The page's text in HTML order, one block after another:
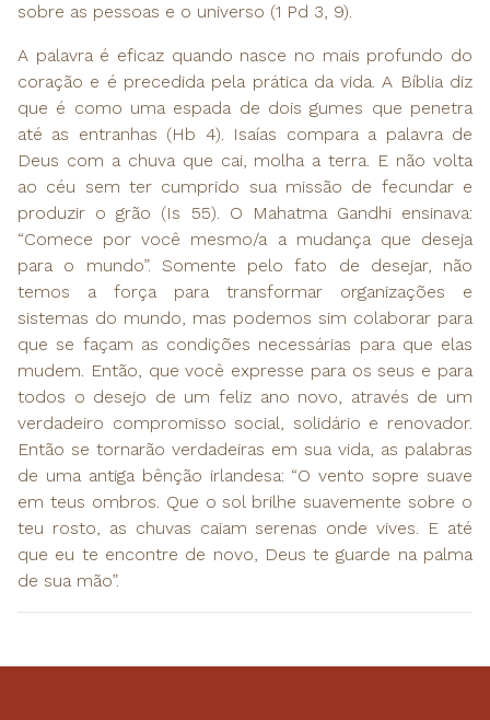
sobre as pessoas e o universo (1 Pd 3, 9).
A palavra é eficaz quando nasce no mais profundo do
coração e é precedida pela prática da vida. A Bíblia diz
que é como uma espada de dois gumes que penetra
até as entranhas (Hb 4). Isaías compara a palavra de
Deus com a chuva que cai, molha a terra. E não volta
ao céu sem ter cumprido sua missão de fecundar e
produzir o grão (Is 55). O Mahatma Gandhi ensinava:
“Comece por você mesmo/a a mudança que deseja
para o mundo”. Somente pelo fato de desejar, não
temos a força para transformar organizações e
sistemas do mundo, mas podemos sim colaborar para
que se façam as condições necessárias para que elas
mudem. Então, que você expresse para os seus e para
todos o desejo de um feliz ano novo, através de um
verdadeiro compromisso social, solidário e renovador.
Então se tornarão verdadeiras em sua vida, as palabras
de uma antiga bênção irlandesa: “O vento sopre suave
em teus ombros. Que o sol brilhe suavemente sobre o
teu rosto, as chuvas caiam serenas onde vives. E até
que eu te encontre de novo, Deus te guarde na palma
de sua mão”.